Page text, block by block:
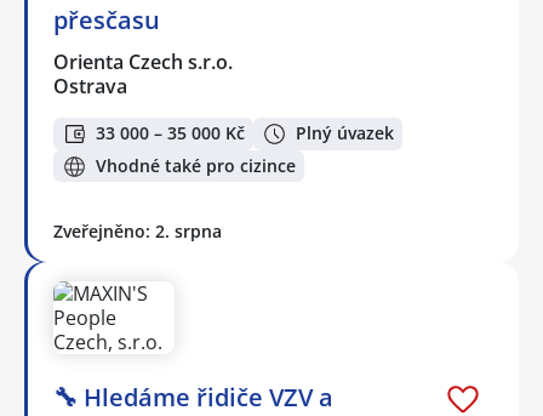
přesčasu
Orienta Czech s.r.o.
Ostrava
33 000 – 35 000 Kč
Plný úvazek
Vhodné také pro cizince
Zveřejněno: 2. srpna
🔧 Hledáme řidiče VZV a